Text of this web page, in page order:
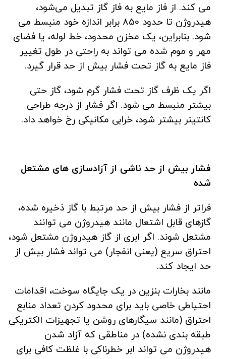
می کند. از فاز مایع به فاز گاز تبدیل می‌شود،
هیدروژن تا حدود 850 برابر اندازه خود منبسط می
شود. بنابراین، یک مخزن محدود، خط لوله، یا فضای
مهر و موم شده می تواند به راحتی در طول تغییر
فاز مایع به گاز تحت فشار بیش از حد قرار گیرد.
اگر یک ظرف گاز تحت فشار گرم شود، گاز حتی
بیشتر منبسط می شود. اگر فشار از درجه طراحی
کانتینر بیشتر شود، خرابی مکانیکی رخ خواهد داد.
فشار بیش از حد ناشی از آزادسازی های مشتعل
شده
فراتر از فشار بیش از حد مرتبط با گاز ذخیره شده،
گازهای قابل اشتعال مانند هیدروژن می توانند
مشتعل شوند. اگر ابری از گاز هیدروژن مشتعل شود،
احتراق سریع (یعنی انفجار) می تواند فشار بیش از
حد ایجاد کند.
مانند بخارات بنزین در یک جایگاه سوخت، اقدامات
احتیاطی خاصی باید برای محدود کردن تعداد منابع
احتراق (مانند سیگارهای روشن یا تجهیزات الکتریکی
طبقه بندی نشده) در مناطقی که آزاد شدن
هیدروژن می تواند ابر خطرناکی با غلظت کافی برای